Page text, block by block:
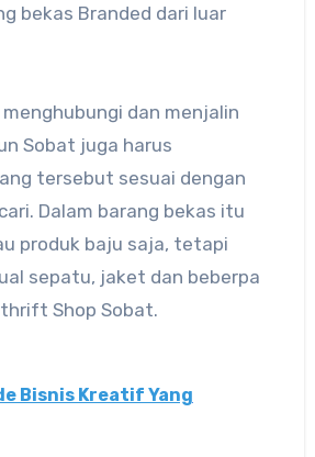
bekas Branded dari luar
dan menjalin
Sobat juga harus
tersebut sesuai dengan
Dalam barang bekas itu
produk baju saja, tetapi
sepatu, jaket dan beberpa
Shop Sobat.
Bisnis Kreatif Yang